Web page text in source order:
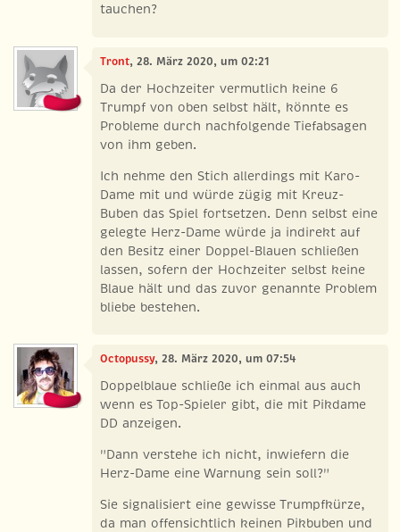
tauchen?
Tront, 28. März 2020, um 02:21
Da der Hochzeiter vermutlich keine 6
Trumpf von oben selbst hält, könnte es
Probleme durch nachfolgende Tiefabsagen
von ihm geben.
Ich nehme den Stich allerdings mit Karo-
Dame mit und würde zügig mit Kreuz-
Buben das Spiel fortsetzen. Denn selbst eine
gelegte Herz-Dame würde ja indirekt auf
den Besitz einer Doppel-Blauen schließen
lassen, sofern der Hochzeiter selbst keine
Blaue hält und das zuvor genannte Problem
bliebe bestehen.
Octopussy, 28. März 2020, um 07:54
Doppelblaue schließe ich einmal aus auch
wenn es Top-Spieler gibt, die mit Pikdame
DD anzeigen.
"Dann verstehe ich nicht, inwiefern die
Herz-Dame eine Warnung sein soll?"
Sie signalisiert eine gewisse Trumpfkürze,
da man offensichtlich keinen Pikbuben und